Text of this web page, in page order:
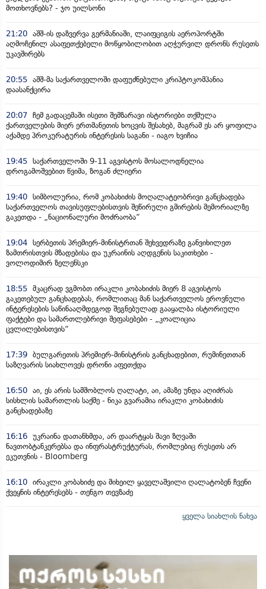
მოთხოვნებს? - ჯო უილსონი
21:20 აშშ-ის დაზვერვა გერმანიაში, ლაიფციგის აეროპორტში
აღმოჩენილ ასაფეთქებელი მოწყობილობით აღჭურვილ დრონს რუსეთს
უკავშირებს
20:55 აშშ-მა საქართველოში დაფუძნებული კრიპტოკომპანია
დაასანქცირა
20:07 ჩემ გადაცემაში ისეთი შემზარავი ისტორიები თქმულა
ქართველების მიერ ერთმანეთის ხოცვის შესახებ, მაგრამ ეს არ ყოფილა
აქამდე პროკურატურის ინტერესის საგანი - იაგო ხვიჩია
19:45 საქართველოში 9-11 აგვისტოს მოსალოდნელია
დროგამოშვებით წვიმა, ზოგან ძლიერი
19:40 სიმბოლურია, რომ კობახიძის მოღალატეობრივი განცხადება
საქართველოს თავისუფლებისთვის შეწირული გმირების მემორიალზე
გაკეთდა - „ნაციონალური მოძრაობა“
19:04 სერბეთის პრემიერ-მინისტრთან შეხვედრაზე განვიხილეთ
ზამთრისთვის მზადებისა და უკრაინის აღდგენის საკითხები -
ვოლოდიმირ ზელენსკი
18:55 მკაცრად ვგმობთ ირაკლი კობახიძის მიერ 8 აგვისტოს
გაკეთებულ განცხადებას, რომლითაც მან საქართველოს ეროვნული
ინტერესების საწინააღმდეგოდ შეგნებულად გააყალბა ისტორიული
ფაქტები და სამართლებრივი შეფასებები - „კოალიცია
ცვლილებისთვის“
17:39 ბულგარეთის პრემიერ-მინისტრის განცხადებით, რუმინეთთან
საზღვარის სიახლოვეს დრონი აფეთქდა
16:50 აი, ეს არის სამშობლოს ღალატი, აი, ამაზე უნდა აღიძრას
სისხლის სამართლის საქმე - ნიკა გვარამია ირაკლი კობახიძის
განცხადებაზე
16:16 უკრაინა დათანხმდა, არ დაარტყას შავი ზღვაში
ნავთობტანკერებსა და ინფრასტრუქტურას, რომლებიც რუსეთს არ
ეკუთვნის - Bloomberg
16:10 ირაკლი კობახიძე და მიხეილ ყაველაშვილი ღალატობენ ჩვენი
ქვეყნის ინტერესებს - თენგო თევზაძე
ყველა სიახლის ნახვა